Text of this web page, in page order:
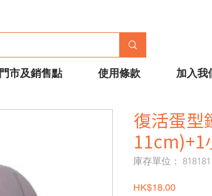
門市及銷售點 使用條款 加入我
復活蛋型
庫存單位： 818181
HK$18.00價格